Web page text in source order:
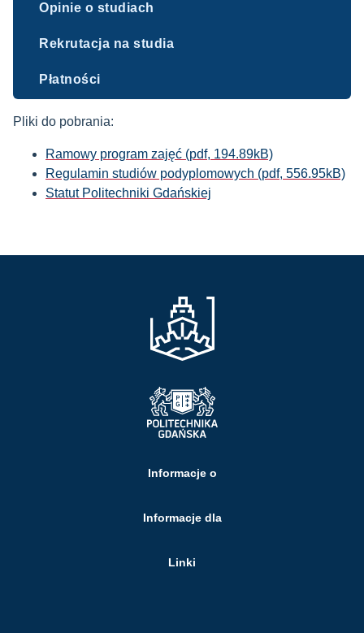
Opinie o studiach
Rekrutacja na studia
Płatności
Pliki do pobrania:
Ramowy program zajęć (pdf, 194.89kB)
Regulamin studiów podyplomowych (pdf, 556.95kB)
Statut Politechniki Gdańskiej
Informacje o
Informacje dla
Linki